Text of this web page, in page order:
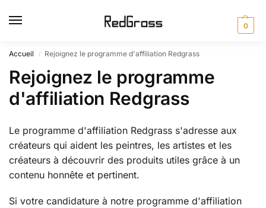
0
Accueil / Rejoignez le programme d'affiliation Redgrass
Rejoignez le programme
d'affiliation Redgrass
Le programme d'affiliation Redgrass s'adresse aux
créateurs qui aident les peintres, les artistes et les
créateurs à découvrir des produits utiles grâce à un
contenu honnête et pertinent.
Si votre candidature à notre programme d'affiliation